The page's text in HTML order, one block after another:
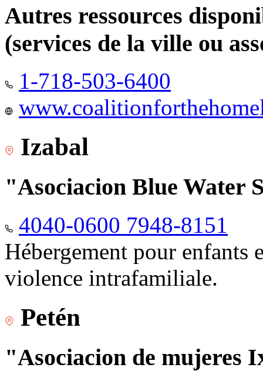
Autres ressources
(services de la ville ou
1-718-503-6400
Izabal
"Asociacion Blue Water
4040-0600 7948-8151
Hébergement pour enfants
violence intrafamiliale.
Petén
"Asociacion de mujeres